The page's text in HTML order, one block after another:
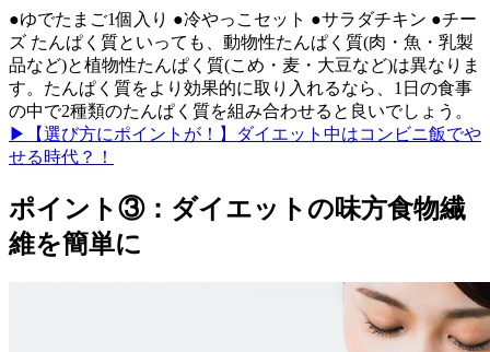
●ゆでたまご1個入り ●冷やっこセット ●サラダチキン ●チー
ズ たんぱく質といっても、動物性たんぱく質(肉・魚・乳製
品など)と植物性たんぱく質(こめ・麦・大豆など)は異なりま
す。たんぱく質をより効果的に取り入れるなら、1日の食事
の中で2種類のたんぱく質を組み合わせると良いでしょう。
▶【選び方にポイントが！】ダイエット中はコンビニ飯でや
せる時代？！
ポイント③：ダイエットの味方食物繊
維を簡単に